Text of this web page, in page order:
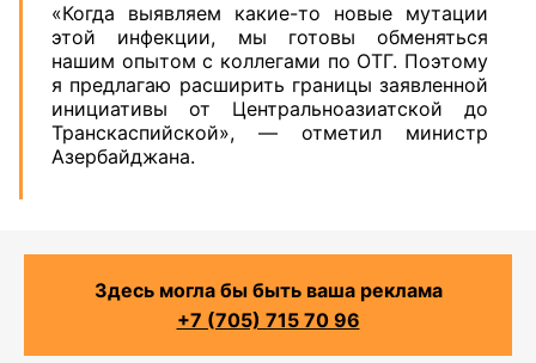
«Когда выявляем какие-то новые мутации
этой инфекции, мы готовы обменяться
нашим опытом с коллегами по ОТГ. Поэтому
я предлагаю расширить границы заявленной
инициативы от Центральноазиатской до
Транскаспийской», — отметил министр
Азербайджана.
Здесь могла бы быть ваша реклама
+7 (705) 715 70 96